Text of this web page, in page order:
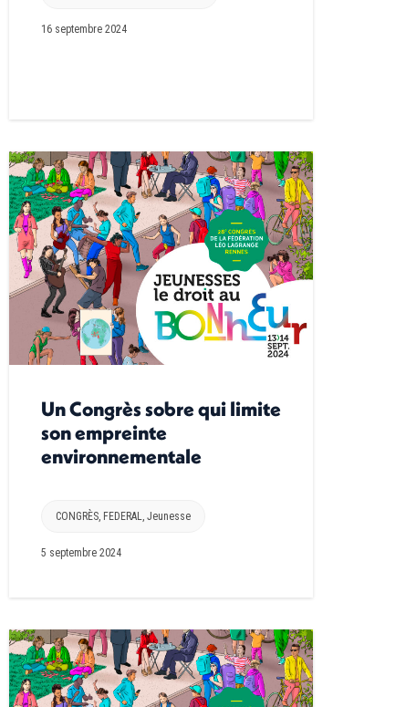
16 septembre 2024
Un Congrès sobre qui limite
son empreinte
environnementale
CONGRÈS, FEDERAL Jeunesse
5 septembre 2024